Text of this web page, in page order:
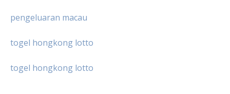
pengeluaran macau
togel hongkong lotto
togel hongkong lotto